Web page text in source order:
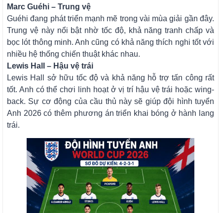
Marc Guéhi – Trung vệ
Guéhi đang phát triển mạnh mẽ trong vài mùa giải gần đây.
Trung vệ này nổi bật nhờ tốc độ, khả năng tranh chấp và
bọc lót thông minh. Anh cũng có khả năng thích nghi tốt với
nhiều hệ thống chiến thuật khác nhau.
Lewis Hall – Hậu vệ trái
Lewis Hall sở hữu tốc độ và khả năng hỗ trợ tấn công rất
tốt. Anh có thể chơi linh hoạt ở vị trí hậu vệ trái hoặc wing-
back. Sự cơ động của cầu thủ này sẽ giúp đội hình tuyển
Anh 2026 có thêm phương án triển khai bóng ở hành lang
trái.